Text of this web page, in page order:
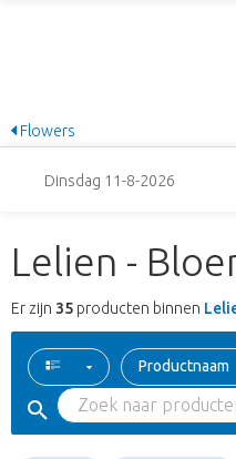
Flowers
Dinsdag 11-8-2026
Lelien -
Er zijn 35 producten binnen
Productnaam